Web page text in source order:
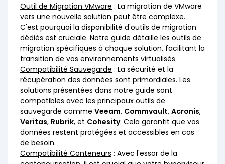
Outil de Migration VMware : La migration de VMware
vers une nouvelle solution peut être complexe.
C'est pourquoi la disponibilité d'outils de migration
dédiés est cruciale. Notre guide détaille les outils de
migration spécifiques à chaque solution, facilitant la
transition de vos environnements virtualisés.
Compatibilité Sauvegarde : La sécurité et la
récupération des données sont primordiales. Les
solutions présentées dans notre guide sont
compatibles avec les principaux outils de
sauvegarde comme Veeam, Commvault, Acronis,
Veritas, Rubrik, et Cohesity. Cela garantit que vos
données restent protégées et accessibles en cas
de besoin.
Compatibilité Conteneurs : Avec l'essor de la